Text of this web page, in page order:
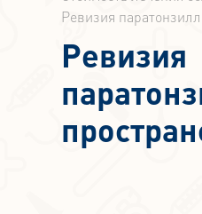
Ревизия
Ревизия